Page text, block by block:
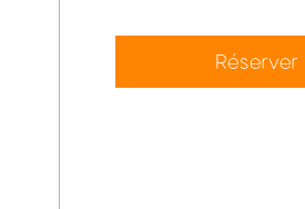
Réserver